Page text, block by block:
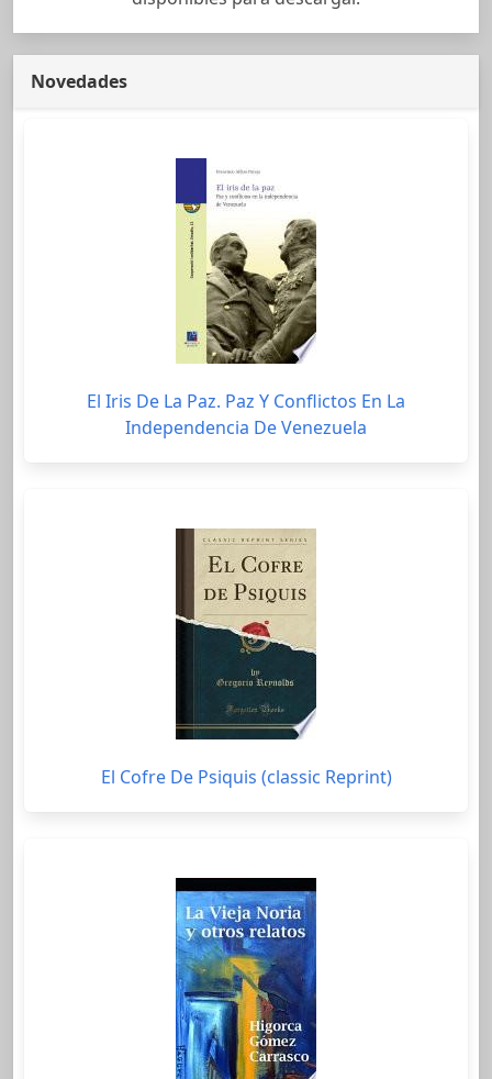
Novedades
El Iris De La Paz. Paz Y Conflictos En La
Independencia De Venezuela
El Cofre De Psiquis (classic Reprint)